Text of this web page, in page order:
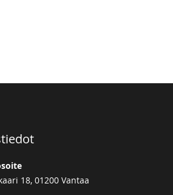
18, 01200 Vantaa